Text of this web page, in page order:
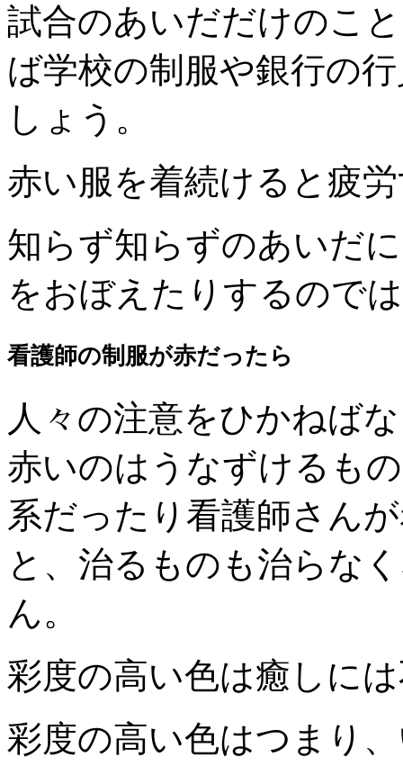
試合のあいだだけのこ
ば学校の制服や銀行の
しょう。
赤い服を着続けると疲
知らず知らずのあいだ
をおぼえたりするので
看護師の制服が赤だったら
人々の注意をひかねば
赤いのはうなずけるも
系だったり看護師さん
と、治るものも治らな
ん。
彩度の高い色は癒しに
彩度の高い色はつまり